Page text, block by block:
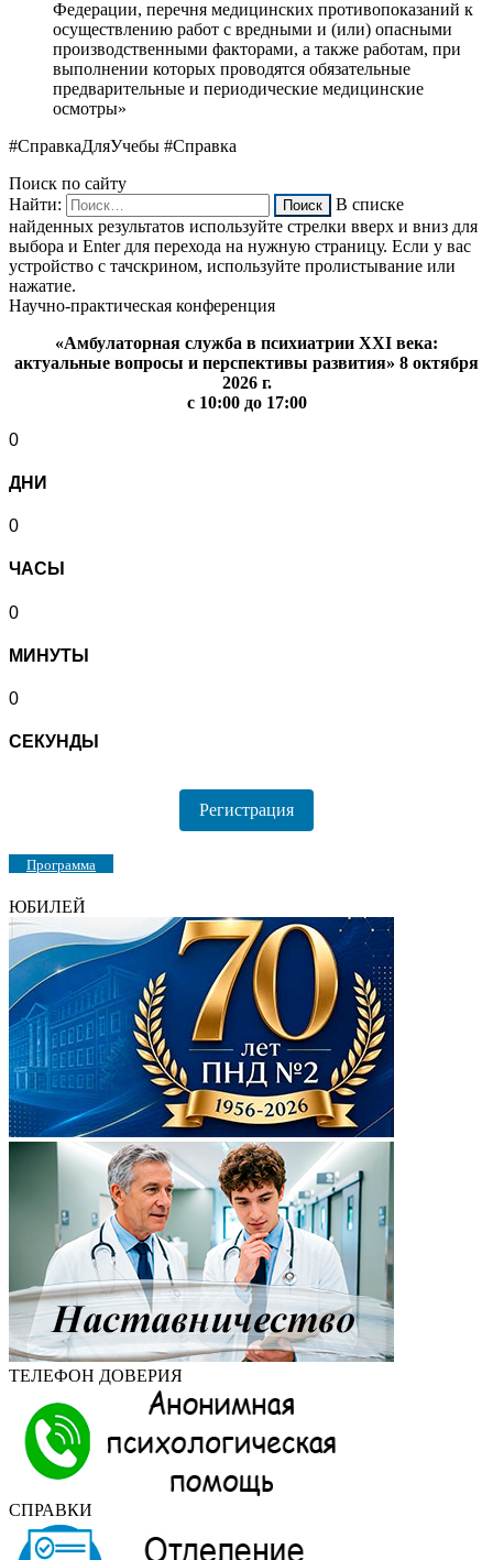
Федерации, перечня медицинских противопоказаний к
осуществлению работ с вредными и (или) опасными
производственными факторами, а также работам, при
выполнении которых проводятся обязательные
предварительные и периодические медицинские
осмотры»
#СправкаДляУчебы #Справка
Поиск по сайту
Найти:
В списке
найденных результатов используйте стрелки вверх и вниз для
выбора и Enter для перехода на нужную страницу. Если у вас
устройство с тачскрином, используйте пролистывание или
нажатие.
Научно-практическая конференция
«Амбулаторная служба в психиатрии XXI века:
актуальные вопросы и перспективы развития» 8 октября
2026 г.
с 10:00 до 17:00
0
ДНИ
0
ЧАСЫ
0
МИНУТЫ
0
СЕКУНДЫ
Регистрация
Программа
ЮБИЛЕЙ
ТЕЛЕФОН ДОВЕРИЯ
СПРАВКИ